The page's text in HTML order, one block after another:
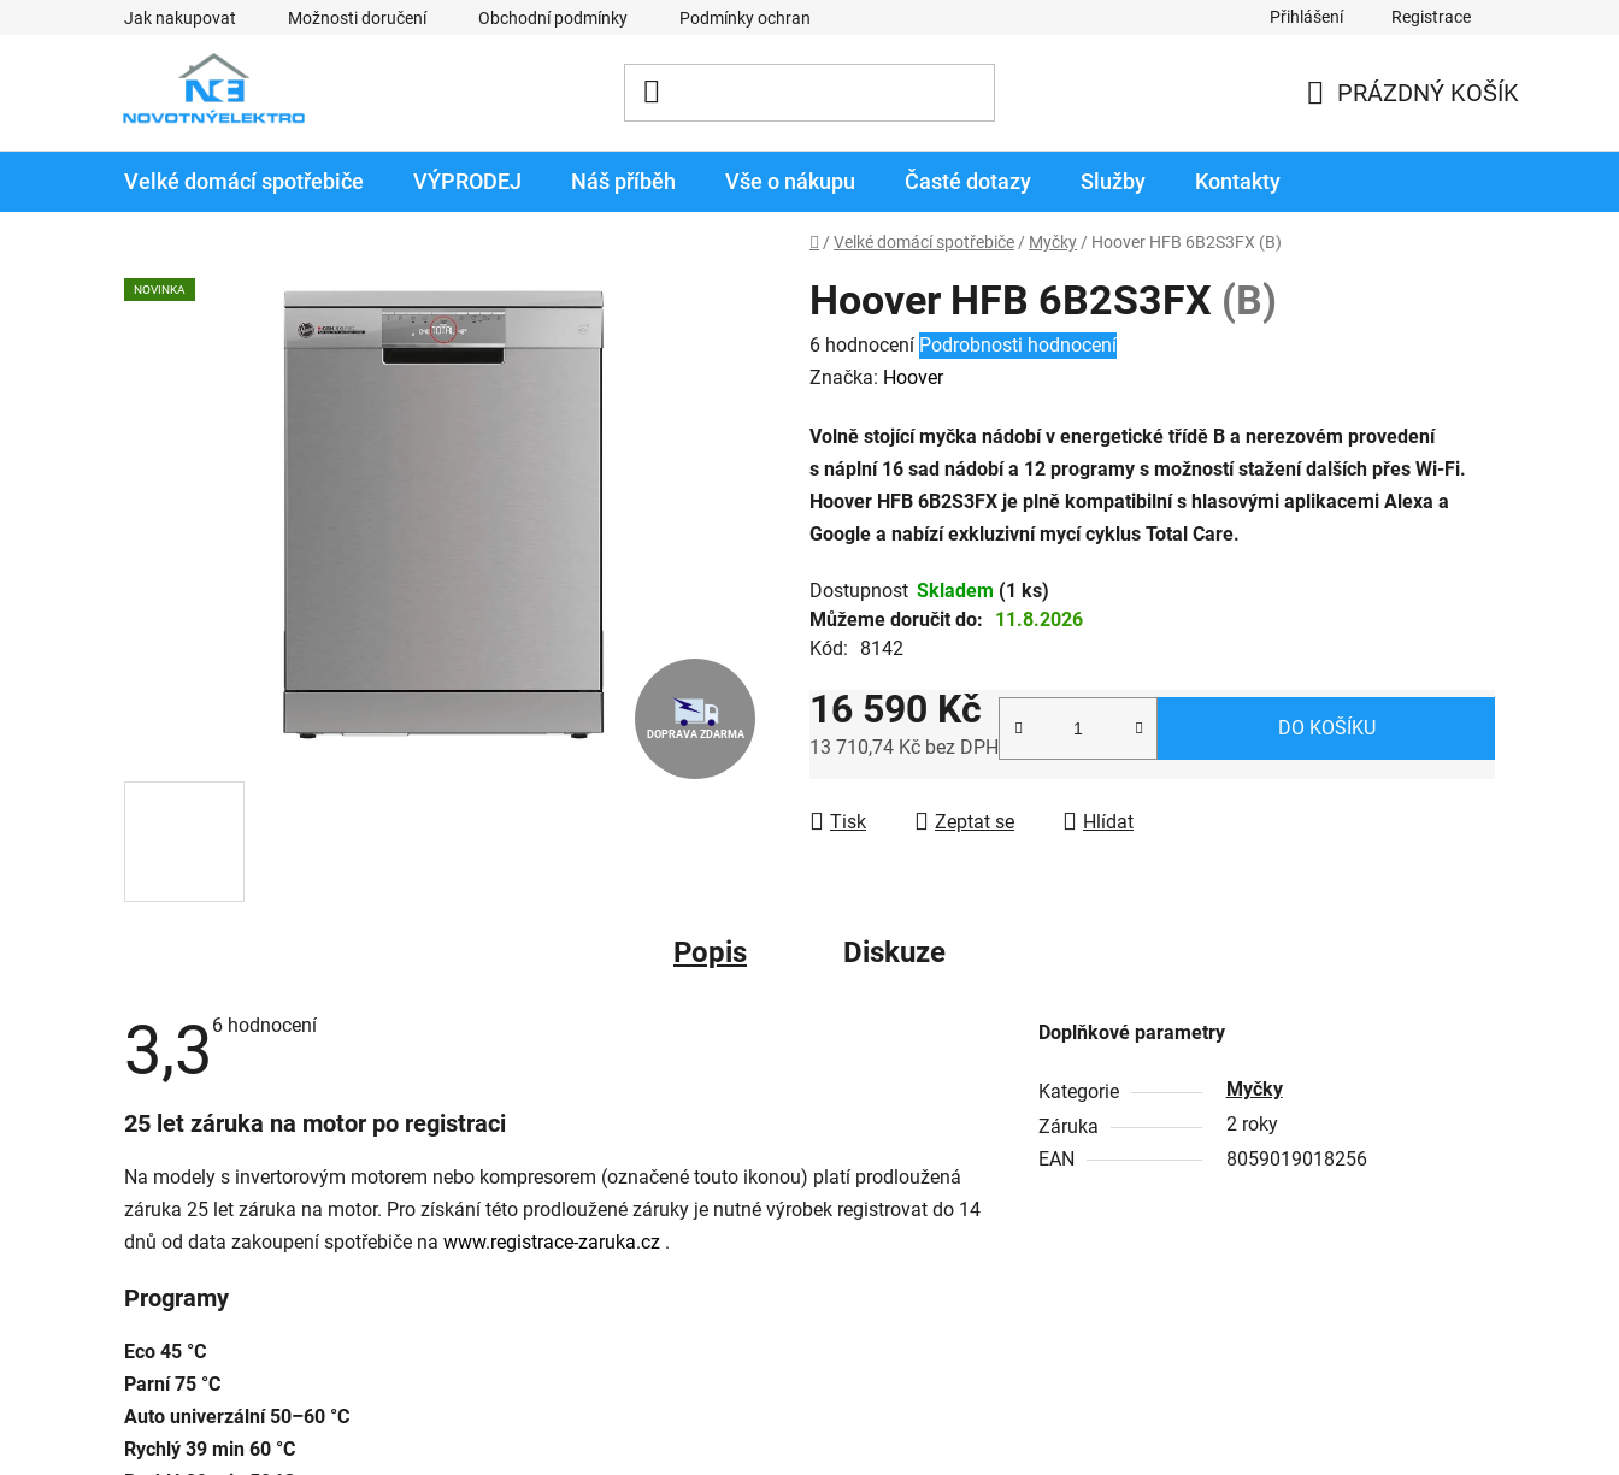
Jak nakupovat Možnosti doručení Obchodní podmínky Podmínky ochrany osobních údajů Obchodní podmínky prodloužené záruky Reklamace zboží v záruční době
Přihlášení Registrace
PRÁZDNÝ KOŠÍK
Velké domácí spotřebiče VÝPRODEJ Náš příběh Vše o nákupu Časté dotazy Služby Kontakty
Domů
/ Velké domácí spotřebiče / Myčky / Hoover HFB 6B2S3FX (B)
Hoover HFB 6B2S3FX (B)
Průměrné
hodnocení
je
3,3
z
5
6 hodnocení Podrobnosti hodnocení
Značka: Hoover
Volně stojící myčka nádobí v energetické třídě B a nerezovém provedení
s náplní 16 sad nádobí a 12 programy s možností stažení dalších přes Wi-Fi.
Hoover HFB 6B2S3FX je plně kompatibilní s hlasovými aplikacemi Alexa a
Google a nabízí exkluzivní mycí cyklus Total Care.
Dostupnost Skladem (1 ks)
Můžeme doručit do:
11.8.2026
Kód:
8142
16 590 Kč
13 710,74 Kč bez DPH
DO KOŠÍKU
Tisk Zeptat se Hlídat
NOVINKA
DOPRAVA ZDARMA
Popis Diskuze
3,3 Průměrné
z
5
6 hodnocení
25 let záruka na motor po registraci
Na modely s invertorovým motorem nebo kompresorem (označené touto ikonou) platí prodloužená
záruka 25 let záruka na motor. Pro získání této prodloužené záruky je nutné výrobek registrovat do 14
dnů od data zakoupení spotřebiče na www.registrace-zaruka.cz .
Programy
Eco 45 °C
Parní 75 °C
Auto univerzální 50–60 °C
Rychlý 39 min 60 °C
Doplňkové parametry
Kategorie
Myčky
Záruka
2 roky
EAN
8059019018256